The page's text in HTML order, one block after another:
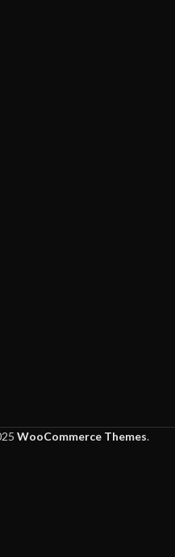
WooCommerce Themes.